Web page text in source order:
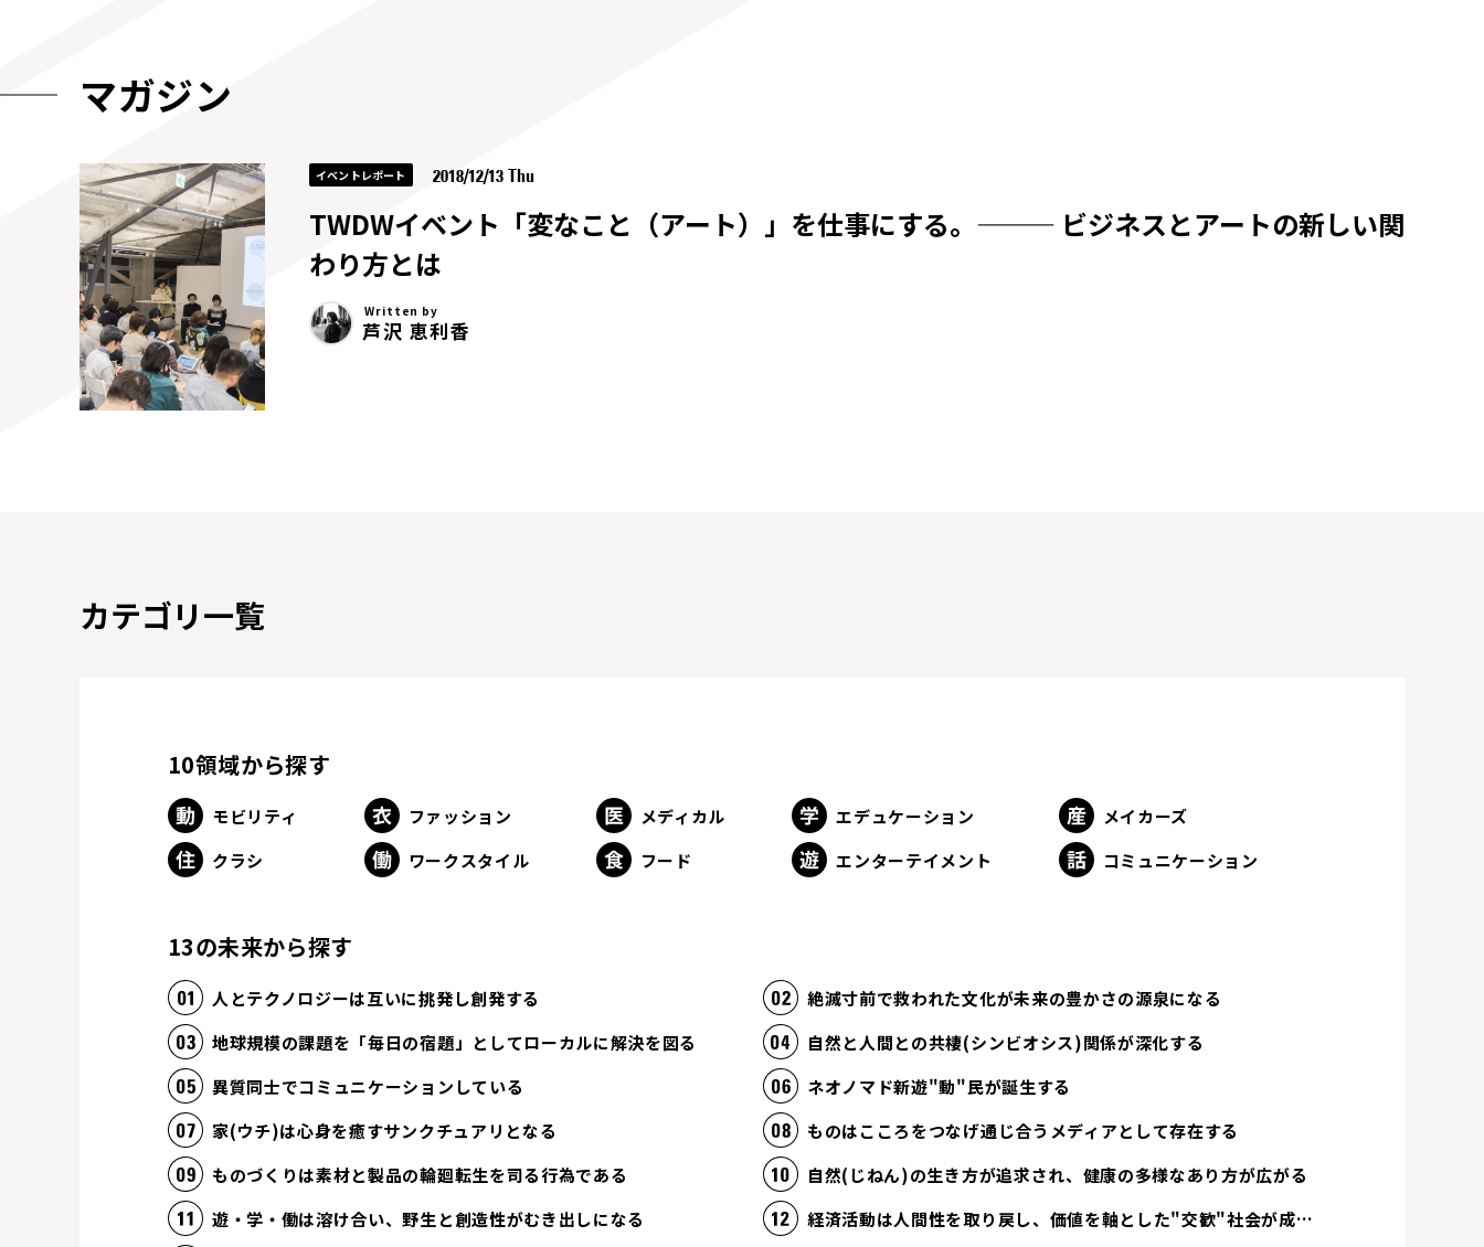
マガジン
イベントレポート 2018/12/13 Thu
TWDWイベント「変なこと（アート）」を仕事にする。——— ビジネスとアートの新しい関
わり方とは
Written by
芦沢 恵利香
カテゴリ一覧
10領域から探す
モビリティ ファッション メディカル エデュケーション
メイカーズ
クラシ
ワークスタイル フード エンターテイメント コミュニケーション
13の未来から探す
人とテクノロジーは互いに挑発し創発する
絶滅寸前で救われた文化が未来の豊かさの源泉になる
地球規模の課題を「毎日の宿題」としてローカルに解決を図る
自然と人間との共棲(シンビオシス)関係が深化する
異質同士でコミュニケーションしている
ネオノマド新遊"動"民が誕生する
家(ウチ)は心身を癒すサンクチュアリとなる
ものはこころをつなげ通じ合うメディアとして存在する
ものづくりは素材と製品の輪廻転生を司る行為である
自然(じねん)の生き方が追求され、健康の多様なあり方が広がる
遊・学・働は溶け合い、野生と創造性がむき出しになる
経済活動は人間性を取り戻し、価値を軸とした"交歓"社会が成立する